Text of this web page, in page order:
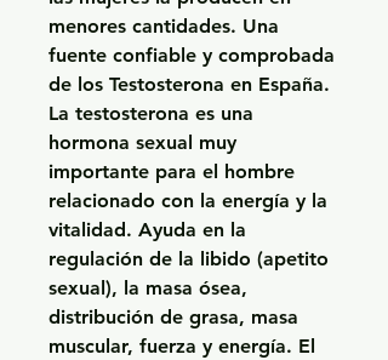
menores cantidades. Una
fuente confiable y comprobada
de los Testosterona en España.
La testosterona es una
hormona sexual muy
importante para el hombre
relacionado con la energía y la
vitalidad. Ayuda en la
regulación de la libido (apetito
sexual), la masa ósea,
distribución de grasa, masa
muscular, fuerza y energía. El